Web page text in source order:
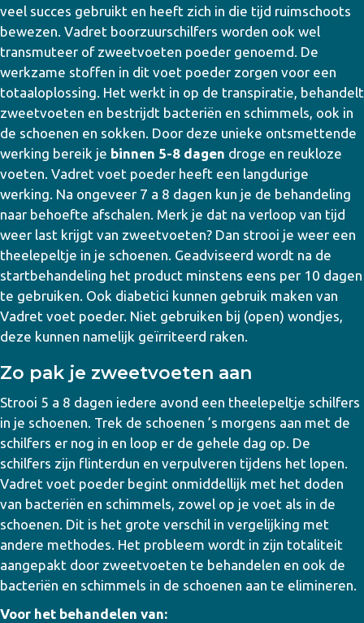
veel succes gebruikt en heeft zich in die tijd ruimschoots
bewezen. Vadret boorzuurschilfers worden ook wel
transmuteer of zweetvoeten poeder genoemd. De
werkzame stoffen in dit voet poeder zorgen voor een
totaaloplossing. Het werkt in op de transpiratie, behandelt
zweetvoeten en bestrijdt bacteriën en schimmels, ook in
de schoenen en sokken. Door deze unieke ontsmettende
werking bereik je binnen 5-8 dagen droge en reukloze
voeten. Vadret voet poeder heeft een langdurige
werking. Na ongeveer 7 a 8 dagen kun je de behandeling
naar behoefte afschalen. Merk je dat na verloop van tijd
weer last krijgt van zweetvoeten? Dan strooi je weer een
theelepeltje in je schoenen. Geadviseerd wordt na de
startbehandeling het product minstens eens per 10 dagen
te gebruiken. Ook diabetici kunnen gebruik maken van
Vadret voet poeder. Niet gebruiken bij (open) wondjes,
deze kunnen namelijk geïrriteerd raken.
Zo pak je zweetvoeten aan
Strooi 5 a 8 dagen iedere avond een theelepeltje schilfers
in je schoenen. Trek de schoenen ’s morgens aan met de
schilfers er nog in en loop er de gehele dag op. De
schilfers zijn flinterdun en verpulveren tijdens het lopen.
Vadret voet poeder begint onmiddellijk met het doden
van bacteriën en schimmels, zowel op je voet als in de
schoenen. Dit is het grote verschil in vergelijking met
andere methodes. Het probleem wordt in zijn totaliteit
aangepakt door zweetvoeten te behandelen en ook de
bacteriën en schimmels in de schoenen aan te elimineren.
Voor het behandelen van: